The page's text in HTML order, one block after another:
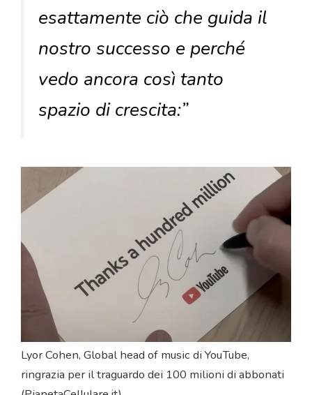
esattamente ciò che guida il
nostro successo e perché
vedo ancora così tanto
spazio di crescita:”
Lyor Cohen, Global head of music di YouTube,
ringrazia per il traguardo dei 100 milioni di abbonati